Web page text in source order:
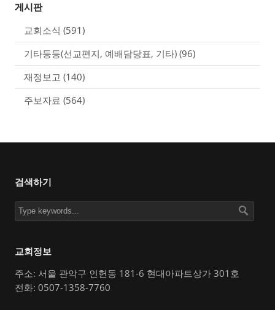
게시판
교회소식 (591)
기타등등(선교편지, 예배담당표, 기타) (96)
재정보고 (140)
주보자료 (564)
검색하기
교회정보
주소: 서울 관악구 인헌동 181-6 현대아파트상가 301호
전화: 0507-1358-7760